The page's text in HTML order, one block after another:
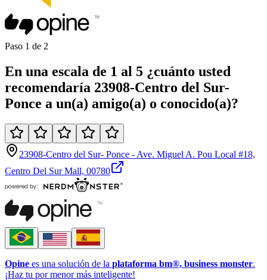
Paso 1 de 2
En una escala de 1 al 5 ¿cuánto usted
recomendaría 23908-Centro del Sur-
Ponce a un(a) amigo(a) o conocido(a)?
23908-Centro del Sur- Ponce - Ave. Miguel A. Pou Local #18,
Centro Del Sur Mall, 00780
Opine es una solución de la plataforma bm®, business monster.
¡Haz tu por menor más inteligente!